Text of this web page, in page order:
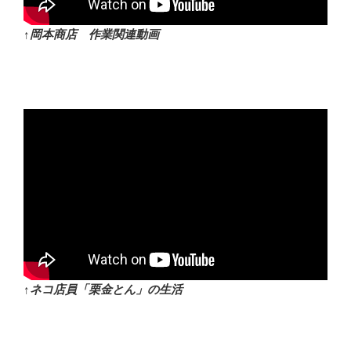
↑岡本商店 作業関連動画
↑ネコ店員「栗金とん」の生活